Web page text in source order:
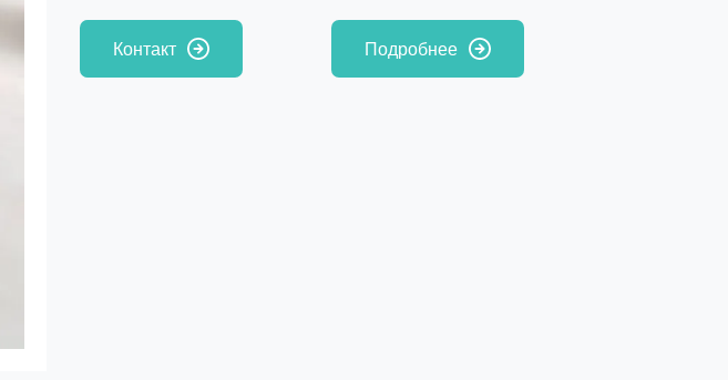
Контакт Подробнее